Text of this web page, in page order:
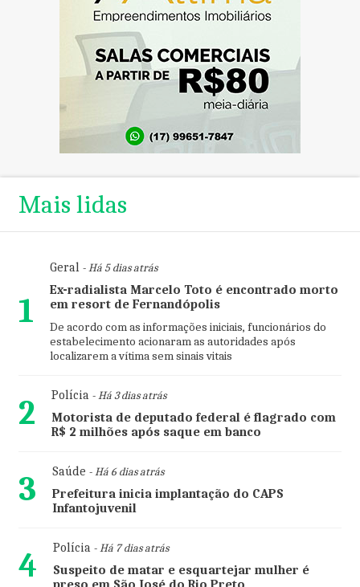
Mais lidas
1
Geral- Há 5 dias atrás
Ex-radialista Marcelo Toto é encontrado morto
em resort de Fernandópolis
De acordo com as informações iniciais, funcionários do
estabelecimento acionaram as autoridades após
localizarem a vítima sem sinais vitais
2 Polícia- Há 3 dias atrás
Motorista de deputado federal é flagrado com
R$ 2 milhões após saque em banco
3 Saúde - Há 6 dias atrás
Prefeitura inicia implantação do CAPS
Infantojuvenil
4 Polícia- Há 7 dias atrás
Suspeito de matar e esquartejar mulher é